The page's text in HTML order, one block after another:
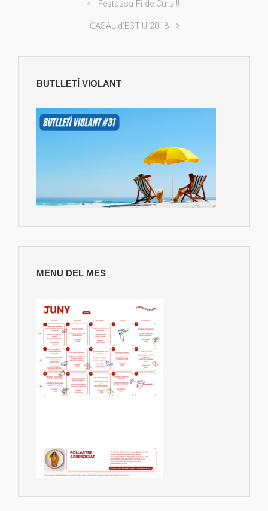
Festassa Fi de Curs!!!
CASAL d’ESTIU 2018
BUTLLETÍ VIOLANT
MENU DEL MES